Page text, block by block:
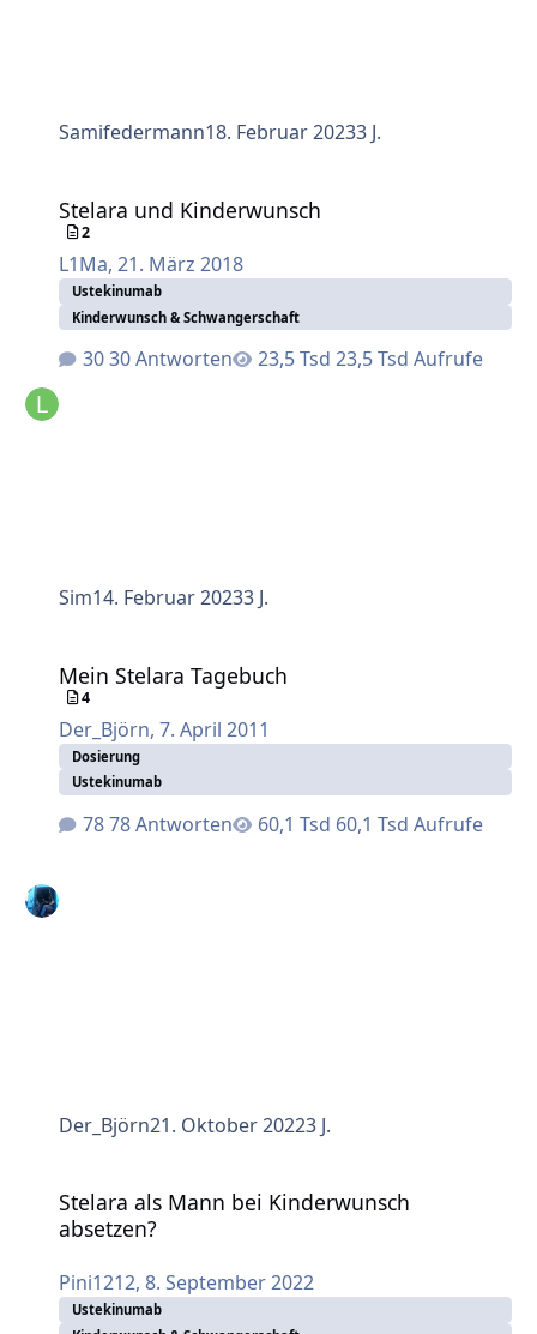
Samifedermann18. Februar 20233 J.
Stelara und Kinderwunsch
2
L1Ma, 21. März 2018
Ustekinumab
Kinderwunsch & Schwangerschaft
30 Antworten 23,5 Tsd Aufrufe
Sim14. Februar 20233 J.
Mein Stelara Tagebuch
4
Der_Björn, 7. April 2011
Dosierung
Ustekinumab
78 Antworten 60,1 Tsd Aufrufe
Der_Björn21. Oktober 20223 J.
Stelara als Mann bei Kinderwunsch
absetzen?
Pini1212, 8. September 2022
Ustekinumab